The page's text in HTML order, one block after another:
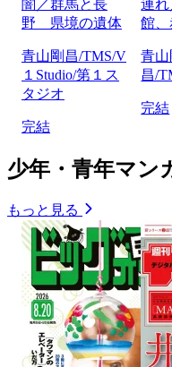
闇／群馬と長
野 県境の遺体
青山剛昌/TMS/V
１Studio/第１ス
タジオ
完結
連
館
青山
昌/
完結
少年・青年マン
もっと見る